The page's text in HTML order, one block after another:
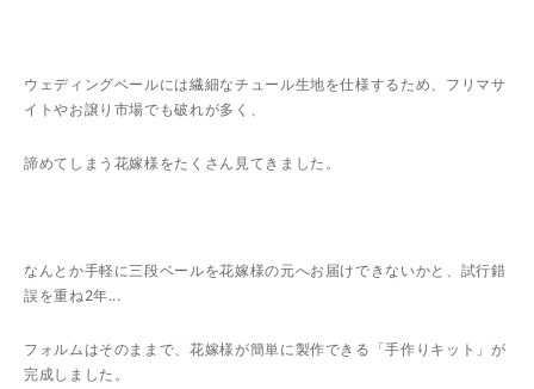
ウェディングベールには繊細なチュール生地を仕様するため、フリマサ
イトやお譲り市場でも破れが多く、
諦めてしまう花嫁様をたくさん見てきました。
なんとか手軽に三段ベールを花嫁様の元へお届けできないかと、試行錯
誤を重ね2年...
フォルムはそのままで、花嫁様が簡単に製作できる「手作りキット」が
完成しました。